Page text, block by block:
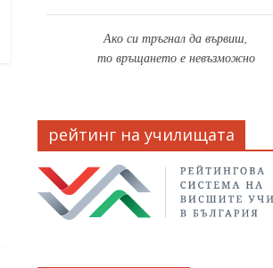
Ако си тръгнал да вървиш,
то връщането е невъзможно
рейтинг на училищата